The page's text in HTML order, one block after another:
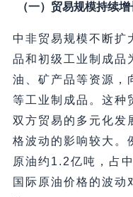
（一）贸易规模持续
中非贸易规模不断扩
品和初级工业制成品
油、矿产品等资源，
等工业制成品。这种
双方贸易的多元化发
格波动的影响较大。
原油约1.2亿吨，占
国际原油价格的波动